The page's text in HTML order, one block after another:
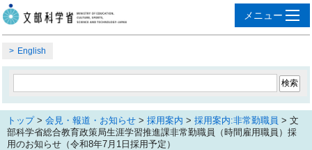
English
トップ> 会見・報道・お知らせ > 採用案内 > 採用案内:非常勤職員 > 文
部科学省総合教育政策局生涯学習推進課非常勤職員（時間雇用職員）採
用のお知らせ（令和8年7月1日採用予定）